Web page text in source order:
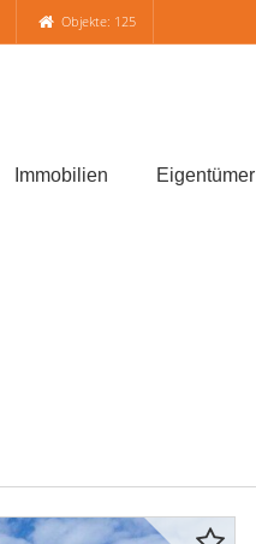
Objekte: 125
Immobilien Eigentümer